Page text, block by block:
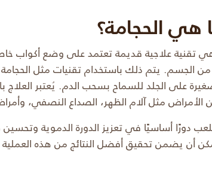
هي الحجامة؟
تقنية علاجية قديمة تعتمد على وضع أكواب
الجسم. يتم ذلك باستخدام تقنيات مثل الحجامة
على الجلد للسماح بسحب الدم. يُعتبر العلاج
الأمراض مثل آلام الظهر، الصداع النصفي،
دورًا أساسيًا في تعزيز الدورة الدموية
أن يضمن تحقيق أفضل النتائج من هذه العملية